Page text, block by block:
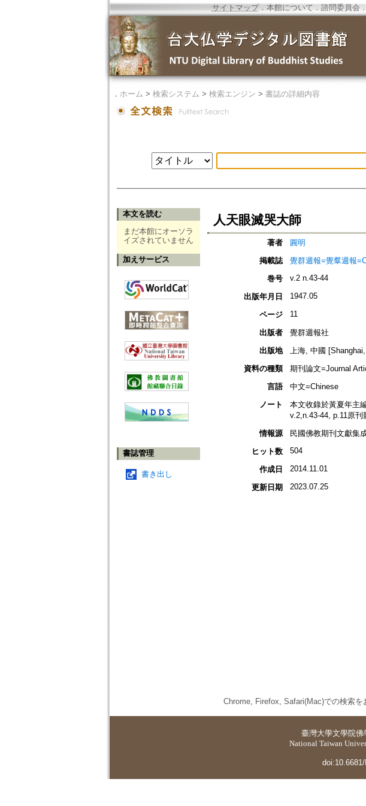
サイトマップ．本館について ． 諮問委員会．
． ホーム > 検索システム > 検索エンジン > 書誌の詳細内容
本文を読む
まだ本館にオーソラ
イズされていません
加えサービス
書誌管理
書き出し
人天眼滅哭大師
著者
圓明
掲載誌
覺群週報=覺羣週報
巻号
v.2 n.43-44
出版年月日 1947.05
ページ 11
出版者
覺群週報社
出版地
上海, 中國
資料の種類
期刊論文=Journal
言語
中文=Chinese
ノート
本文收錄於黃夏年主
v.2,n.43-44, p.11原刊
情報源
民國佛教期刊文獻集
ヒット数
504
作成日 2014.11.01
更新日期 2023.07.25
Chrome, Firefox, Safari(Mac)での検索を
臺灣大學文學院佛
National Taiwan